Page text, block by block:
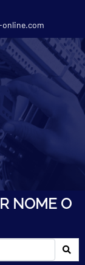
NOME O